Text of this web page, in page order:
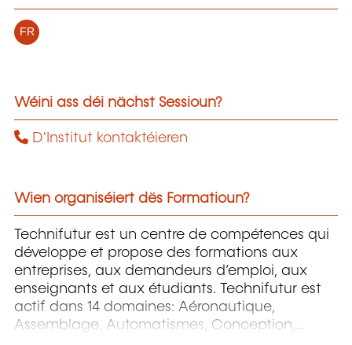
FR
Wéini ass déi nächst Sessioun?
D'Institut kontaktéieren
Wien organiséiert dës Formatioun?
Technifutur est un centre de compétences qui
développe et propose des formations aux
entreprises, aux demandeurs d’emploi, aux
enseignants et aux étudiants. Technifutur est
actif dans 14 domaines: Aéronautique,
Assemblage, Automatismes, Conception,